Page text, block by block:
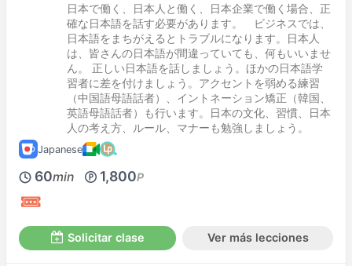
日本で働く、日本人と働く、日本企業で働く場合、正
確な日本語を話す必要があります。 ビジネスでは、
日本語をまちがえるとトラブルになります。日本人
は、皆さんの日本語が間違っていても、何もいいませ
ん。 正しい日本語を話しましょう。ほかの日本語学
習者に差を付けましょう。アクセントを弱める練習
（中国語母語話者）、イントネーション矯正（韓国、
英語母語話者）も行います。日本の文化、習慣、日本
人の考え方、ルール、マナーも勉強しましょう。
Japanese
60min 1,800P
Solicitar clase Ver más lecciones